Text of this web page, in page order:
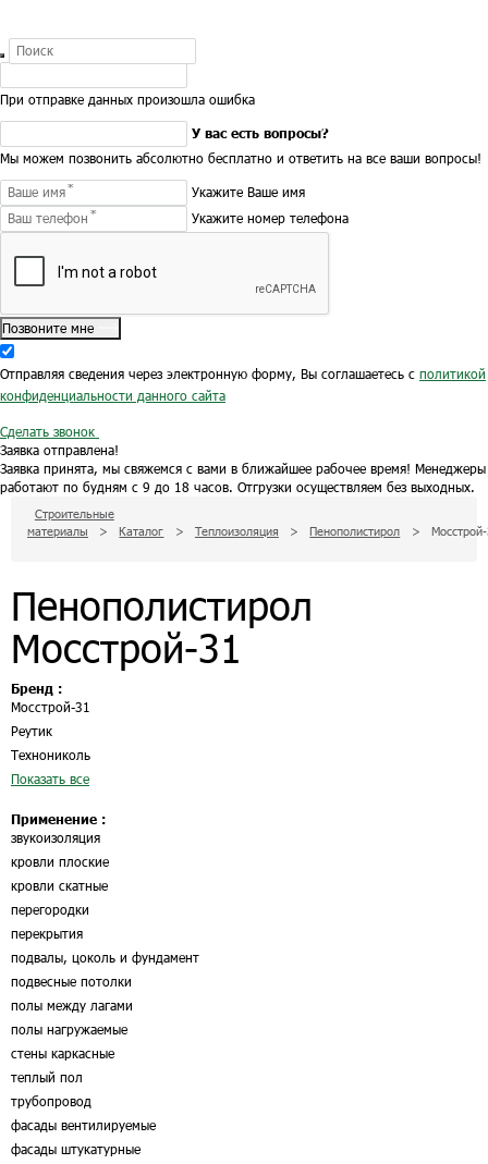
При отправке данных произошла ошибка
У вас есть вопросы?
Мы можем позвонить абсолютно бесплатно и ответить на все ваши вопросы!
Укажите Ваше имя
Укажите номер телефона
Позвоните мне
Отправляя сведения через электронную форму, Вы соглашаетесь с политикой
конфиденциальности данного сайта
Сделать звонок
Заявка отправлена!
Заявка принята, мы свяжемся с вами в ближайшее рабочее время! Менеджеры
работают по будням с 9 до 18 часов. Отгрузки осуществляем без выходных.
Строительные
материалы
> Каталог > Теплоизоляция > Пенополистирол >
Пенополистирол
Мосстрой-31
Бренд :
Мосстрой-31
Реутик
Технониколь
Показать все
Применение :
звукоизоляция
кровли плоские
кровли скатные
перегородки
перекрытия
подвалы, цоколь и фундамент
подвесные потолки
полы между лагами
полы нагружаемые
стены каркасные
теплый пол
трубопровод
фасады вентилируемые
фасады штукатурные